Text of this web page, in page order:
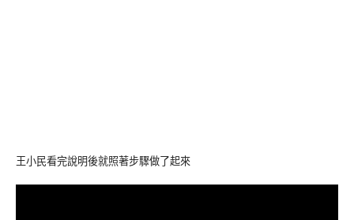
王小民看完說明後就照著步驟做了起來